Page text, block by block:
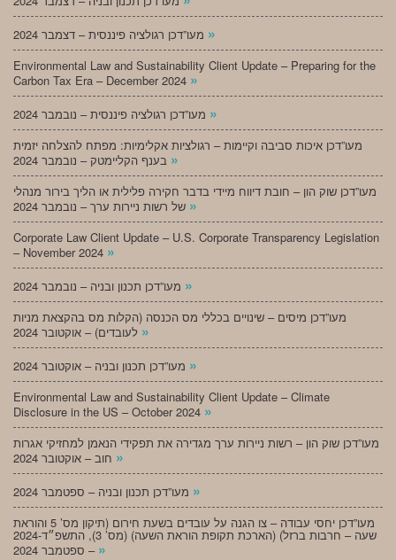
»
Environmental Law and Sustainability Client Update – Preparing for the
Carbon Tax Era – December 2024 »
»
מעו”דכן איכות סביבה וקיימות – רגולציות אקלימיות: מפתח להצלחה יזמית
»
מעו”דכן שוק הון – חובת דיווח מיידי בדבר חקירה פלילית או הליך בירור מנהלי
»
Corporate Law Client Update – U.S. Corporate Transparency Legislation
– November 2024 »
»
מעו”דכן מיסים – שינויים בכללי מס הכנסה (הקלות מס בהקצאת מניות
»
»
Environmental Law and Sustainability Client Update – Climate
Disclosure in the US – October 2024 »
מעו”דכן שוק הון – רשות ניירות ערך מגדירה את תפקידי הנאמן למחזיקי אגרות
»
»
מעו”דכן יחסי עבודה – צו הגנה על עובדים בשעת חירום (תיקון מס’ 5 והוראת
שעה – חרבות ברזל) (הארכת תקופת הוראת השעה) (מס’ 3), התשפ״ד-2024
– ספטמבר 2024 »